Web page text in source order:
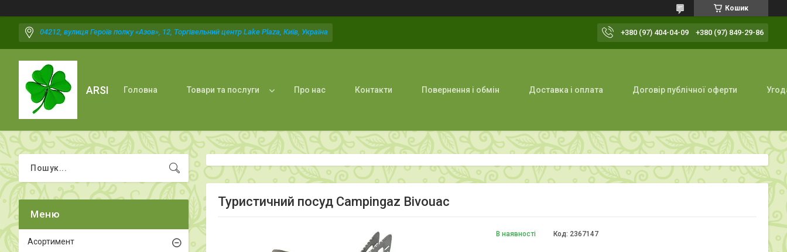
Кошик
04212, вулиця Героїв полку «Азов», 12, Торгівельний центр Lake Plaza, Київ, Україна +380 (97) 404-04-09 +380 (97) 849-29-86
ARSI Головна Товари та послуги Про нас Контакти Повернення і обмін Доставка і оплата Договір публічної оферти
Туристичний посуд Campingaz Bivouac
В наявності Код: 2367147
Асортимент